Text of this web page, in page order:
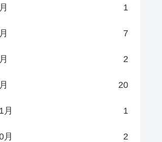
1
7
2
20
月 1
月 2